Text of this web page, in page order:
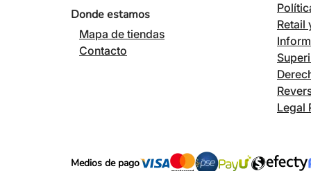
Donde estamos
Mapa de tiendas
Contacto
Retail
Legal
Medios de pago